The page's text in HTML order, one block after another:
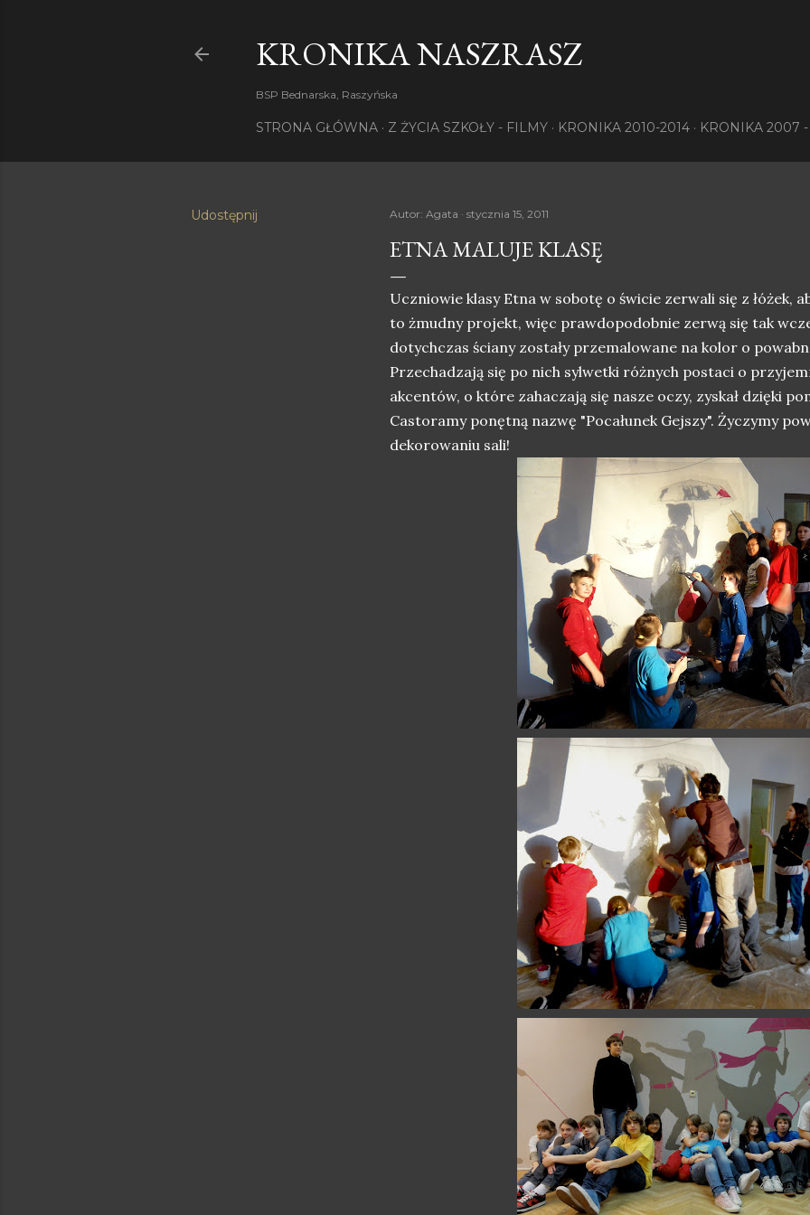
KRONIKA NASZRASZ
BSP Bednarska, Raszyńska
STRONA GŁÓWNA Z ŻYCIA SZKOŁY - FILMY KRONIKA 2010-2014 KRONIKA 2007
Udostępnij Autor: Agata stycznia 15, 2011
ETNA MALUJE KLASĘ
Uczniowie klasy Etna w sobotę o świcie zerwali się z łóżek,
to żmudny projekt, więc prawdopodobnie zerwą się tak
dotychczas ściany zostały przemalowane na kolor o
Przechadzają się po nich sylwetki różnych postaci o
akcentów, o które zahaczają się nasze oczy, zyskał dzięki
Castoramy ponętną nazwę "Pocałunek Gejszy". Życzymy
dekorowaniu sali!